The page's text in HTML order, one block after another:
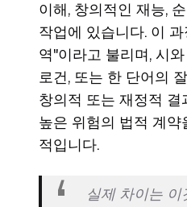
이해, 창의적인 재능,
작업에 있습니다. 이
역"이라고 불리며, 시
로건, 또는 한 단어의
창의적 또는 재정적
높은 위험의 법적 계
적입니다.
실제 차이는